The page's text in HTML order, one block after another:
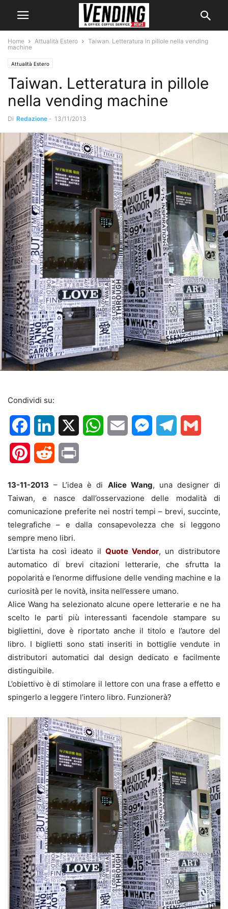
Home Attualità Estero
Taiwan. Letteratura in pillole nella vending
machine
Attualità Estero
Taiwan. Letteratura in pillole
nella vending machine
Di Redazione - 13/11/2013
Condividi su:
FacebookLinkedIn WhatsApp
Email MessengerTelegram
PinterestReddit
13-11-2013 – L’idea è di Alice Wang, una designer di
Taiwan, e nasce dall’osservazione delle modalità di
comunicazione preferite nei nostri tempi – brevi, succinte,
telegrafiche – e dalla consapevolezza che si leggono
sempre meno libri.
L’artista ha così ideato il Quote Vendor, un distributore
automatico di brevi citazioni letterarie, che sfrutta la
popolarità e l’enorme diffusione delle vending machine e la
curiosità per le novità, insita nell’essere umano.
Alice Wang ha selezionato alcune opere letterarie e ne ha
scelto le parti più interessanti facendole stampare su
bigliettini, dove è riportato anche il titolo e l’autore del
libro. I biglietti sono stati inseriti in bottiglie vendute in
distributori automatici dal design dedicato e facilmente
distinguibile.
L’obiettivo è di stimolare il lettore con una frase a effetto e
spingerlo a leggere l’intero libro. Funzionerà?